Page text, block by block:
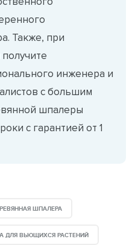
Также, при
инженера и
с большим
шпалеры
с гарантией от 1
ШПАЛЕРА
ДЛЯ ВЬЮЩИХСЯ РАСТЕНИЙ